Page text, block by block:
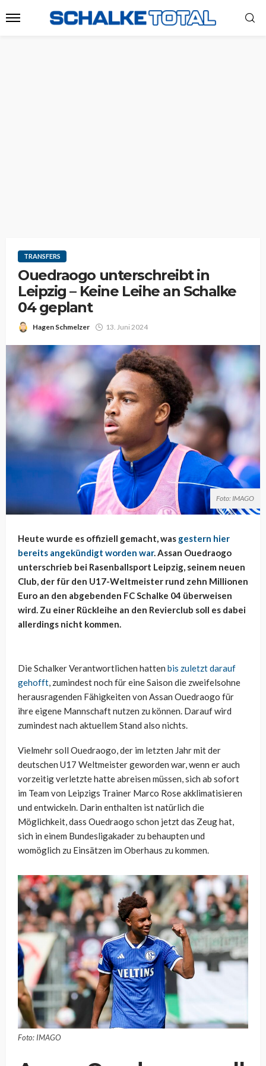
TRANSFERS
Ouedraogo unterschreibt in
Leipzig – Keine Leihe an Schalke
04 geplant
Hagen Schmelzer 13. Juni 2024
Foto: IMAGO
Heute wurde es offiziell gemacht, was gestern hier
bereits angekündigt worden war. Assan Ouedraogo
unterschrieb bei Rasenballsport Leipzig, seinem neuen
Club, der für den U17-Weltmeister rund zehn Millionen
Euro an den abgebenden FC Schalke 04 überweisen
wird. Zu einer Rückleihe an den Revierclub soll es dabei
allerdings nicht kommen.
Die Schalker Verantwortlichen hatten bis zuletzt darauf
gehofft, zumindest noch für eine Saison die zweifelsohne
herausragenden Fähigkeiten von Assan Ouedraogo für
ihre eigene Mannschaft nutzen zu können. Darauf wird
zumindest nach aktuellem Stand also nichts.
Vielmehr soll Ouedraogo, der im letzten Jahr mit der
deutschen U17 Weltmeister geworden war, wenn er auch
vorzeitig verletzte hatte abreisen müssen, sich ab sofort
im Team von Leipzigs Trainer Marco Rose akklimatisieren
und entwickeln. Darin enthalten ist natürlich die
Möglichkeit, dass Ouedraogo schon jetzt das Zeug hat,
sich in einem Bundesligakader zu behaupten und
womöglich zu Einsätzen im Oberhaus zu kommen.
Foto: IMAGO